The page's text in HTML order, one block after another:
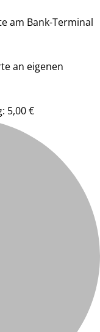
am Bank-Terminal
an eigenen
5,00 €